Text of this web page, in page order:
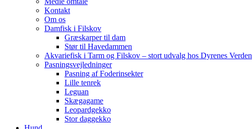
Kontakt
Om os
Damfisk i Filskov
Græskarper til dam
Stør til Havedammen
Akvariefisk i Tarm og Filskov – stort udvalg hos Dyrenes Verden
Pasningsvejledninger
Pasning af Foderinsekter
Lille tenrek
Leguan
Skægagame
Leopardgekko
Stor daggekko